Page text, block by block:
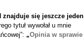
znajduje się jeszcze jeden
tytuł wywołał u mnie
„Opinia w sprawie